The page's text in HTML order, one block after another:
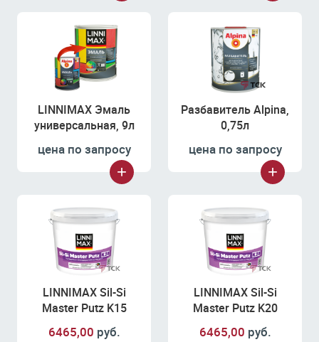
LINNIMAX Эмаль
универсальная, 9л
цена по запросу
Разбавитель Alpina,
0,75л
цена по запросу
LINNIMAX Sil-Si
Master Putz K15
6465,00 руб.
LINNIMAX Sil-Si
Master Putz K20
6465,00 руб.